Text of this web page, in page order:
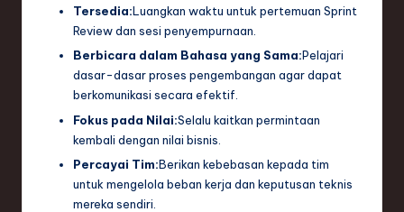
Tersedia:Luangkan waktu untuk pertemuan Sprint
Review dan sesi penyempurnaan.
Berbicara dalam Bahasa yang Sama:Pelajari
dasar-dasar proses pengembangan agar dapat
berkomunikasi secara efektif.
Fokus pada Nilai:Selalu kaitkan permintaan
kembali dengan nilai bisnis.
Percayai Tim:Berikan kebebasan kepada tim
untuk mengelola beban kerja dan keputusan teknis
mereka sendiri.